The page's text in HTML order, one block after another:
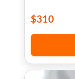
$310